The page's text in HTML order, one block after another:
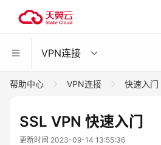
VPN连接
帮助中心 VPN连接 快速入门
SSL VPN 快速入门
更新时间 2023-09-14 13:55:36